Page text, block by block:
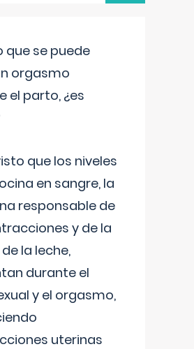
que se puede
orgasmo
el parto, ¿es
que los niveles
en sangre, la
responsable de
y de la
la leche,
durante el
y el orgasmo,
uterinas